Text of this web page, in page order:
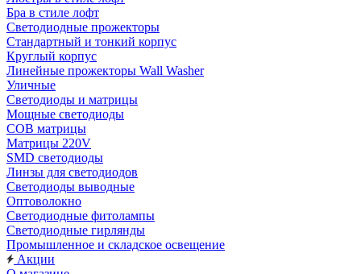
Бра в стиле лофт
Светодиодные прожекторы
Стандартный и тонкий корпус
Круглый корпус
Линейные прожекторы Wall Washer
Уличные
Светодиоды и матрицы
Мощные светодиоды
COB матрицы
Матрицы 220V
SMD светодиоды
Линзы для светодиодов
Светодиоды выводные
Оптоволокно
Светодиодные фитолампы
Светодиодные гирлянды
Промышленное и складское освещение
Акции